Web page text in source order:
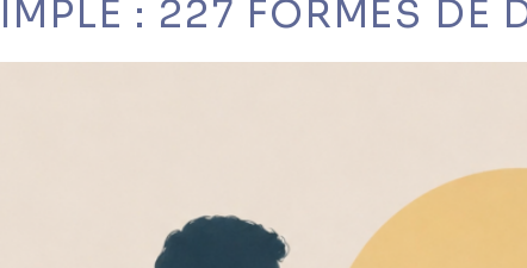
: 227 FORMES DE